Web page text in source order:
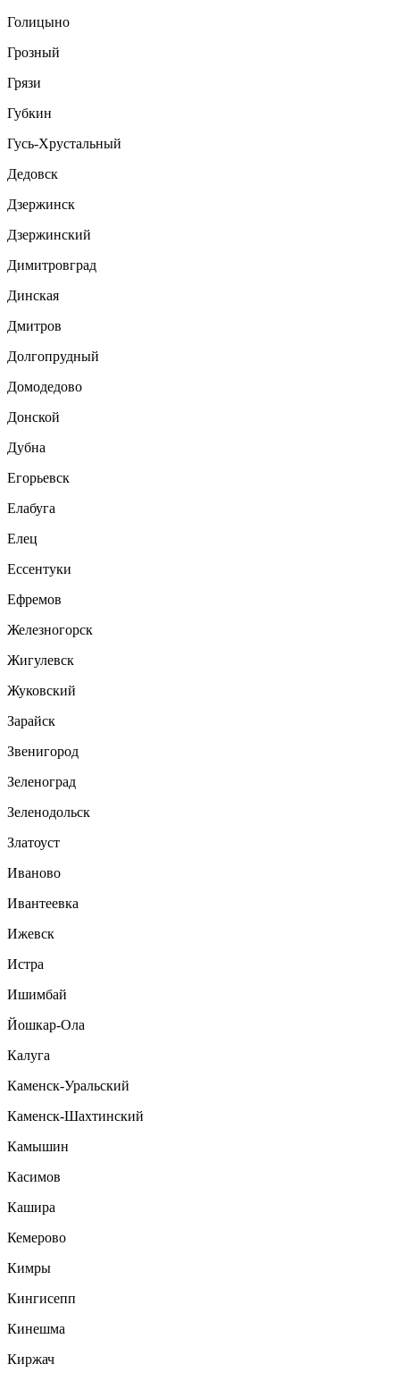
Голицыно
Грозный
Грязи
Губкин
Гусь-Хрустальный
Дедовск
Дзержинск
Дзержинский
Димитровград
Динская
Дмитров
Долгопрудный
Домодедово
Донской
Дубна
Егорьевск
Елабуга
Елец
Ессентуки
Ефремов
Железногорск
Жигулевск
Жуковский
Зарайск
Звенигород
Зеленоград
Зеленодольск
Златоуст
Иваново
Ивантеевка
Ижевск
Истра
Ишимбай
Йошкар-Ола
Калуга
Каменск-Уральский
Каменск-Шахтинский
Камышин
Касимов
Кашира
Кемерово
Кимры
Кингисепп
Кинешма
Киржач